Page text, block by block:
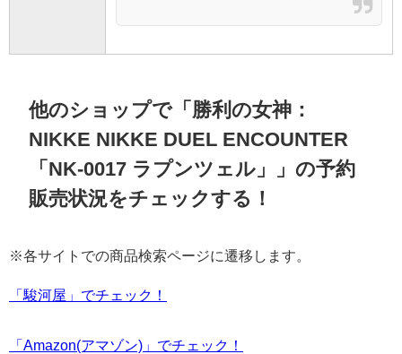
他のショップで「勝利の女神：
NIKKE NIKKE DUEL ENCOUNTER
「NK-0017 ラプンツェル」」の予約
販売状況をチェックする！
※各サイトでの商品検索ページに遷移します。
「駿河屋」でチェック！
「Amazon(アマゾン)」でチェック！